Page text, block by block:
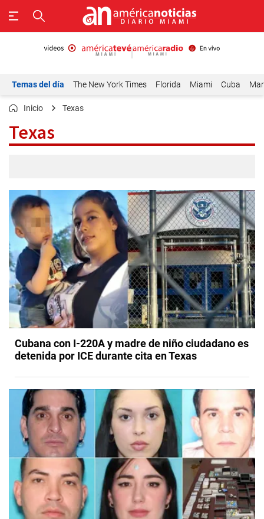
Temas del día The New York Times Florida Miami Cuba
Inicio Texas
Texas
Cubana con I-220A y madre de niño ciudadano es
detenida por ICE durante cita en Texas